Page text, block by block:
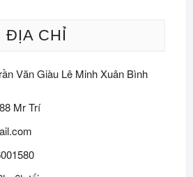
ĐỊA CHỈ
Văn Giàu Lê Minh Xuân Bình
Mr Trí